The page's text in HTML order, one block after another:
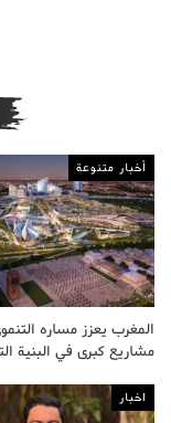
أخبار متنوعة
المغرب يعزز مساره
مشاريع كبرى في البنية
اخبار